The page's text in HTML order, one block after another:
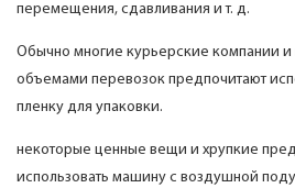
перемещения, сдавливания и т. д.
Обычно многие курьерские компании
объемами перевозок предпочитают
пленку для упаковки.
некоторые ценные вещи и хрупкие
использовать машину с воздушной